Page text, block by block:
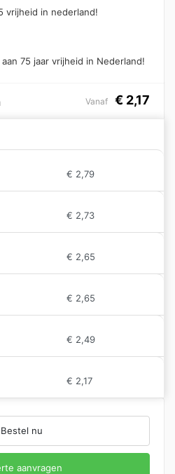
vrijheid in nederland!
75 jaar vrijheid in Nederland!
Vanaf € 2,17
€ 2,79
€ 2,73
€ 2,65
€ 2,65
€ 2,49
€ 2,17
Bestel nu
aanvragen